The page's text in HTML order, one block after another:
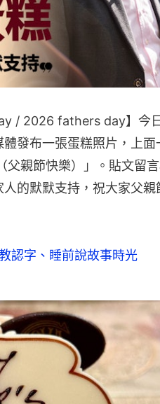
/ 2026 fathers day】今
發布一張蛋糕照片，上面
父親節快樂）」。貼文留
的默默支持，祝大家父親
認字、睡前說故事時光